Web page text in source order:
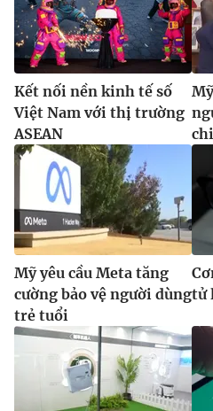
Kết nối nền kinh tế số
Việt Nam với thị trường
ASEAN
Mỹ yêu cầu Meta tăng
cường bảo vệ người dùng
trẻ tuổi
tử